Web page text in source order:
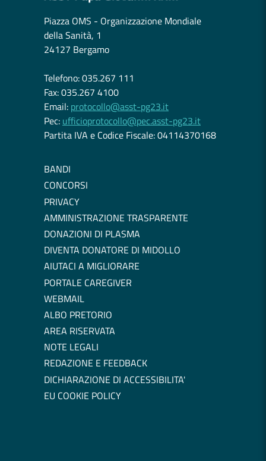
Piazza OMS - Organizzazione Mondiale
della Sanità, 1
24127 Bergamo
Telefono: 035.267 111
Fax: 035.267 4100
Email: protocollo@asst-pg23.it
Pec: ufficioprotocollo@pec.asst-pg23.it
Partita IVA e Codice Fiscale: 04114370168
BANDI
CONCORSI
PRIVACY
AMMINISTRAZIONE TRASPARENTE
DONAZIONI DI PLASMA
DIVENTA DONATORE DI MIDOLLO
AIUTACI A MIGLIORARE
PORTALE CAREGIVER
WEBMAIL
ALBO PRETORIO
AREA RISERVATA
NOTE LEGALI
REDAZIONE E FEEDBACK
DICHIARAZIONE DI ACCESSIBILITA'
EU COOKIE POLICY